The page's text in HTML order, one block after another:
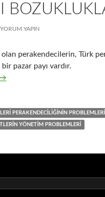
YORUM YAPIN
perakendecilerin, Türk
pazar payı vardır.
perakendecilerinde
PERAKENDECILIĞININ PROBLEMLERI
YÖNETIM PROBLEMLERI